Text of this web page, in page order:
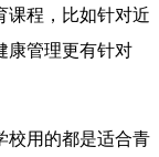
课程，比如针对近
康管理更有针对
校用的都是适合青